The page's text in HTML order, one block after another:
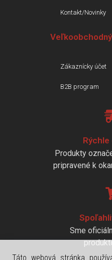
Kontakt/Novinky
Zákaznícky účet
B2B program
Rýchle
Produkty
pripravené k
Sme
Táto webová stránka